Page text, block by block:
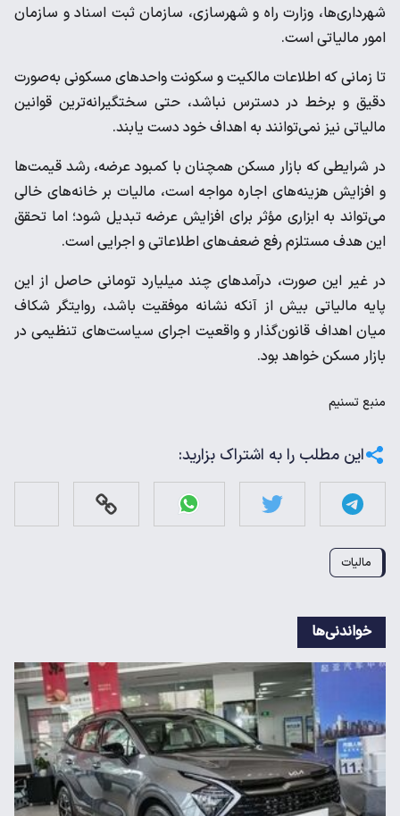
شهرداری‌ها، وزارت راه و شهرسازی، سازمان ثبت اسناد و سازمان
امور مالیاتی است.
تا زمانی که اطلاعات مالکیت و سکونت واحدهای مسکونی به‌صورت
دقیق و برخط در دسترس نباشد، حتی سختگیرانه‌ترین قوانین
مالیاتی نیز نمی‌توانند به اهداف خود دست یابند.
در شرایطی که بازار مسکن همچنان با کمبود عرضه، رشد قیمت‌ها
و افزایش هزینه‌های اجاره مواجه است، مالیات بر خانه‌های خالی
می‌تواند به ابزاری مؤثر برای افزایش عرضه تبدیل شود؛ اما تحقق
این هدف مستلزم رفع ضعف‌های اطلاعاتی و اجرایی است.
در غیر این صورت، درآمدهای چند میلیارد تومانی حاصل از این
پایه مالیاتی بیش از آنکه نشانه موفقیت باشد، روایتگر شکاف
میان اهداف قانون‌گذار و واقعیت اجرای سیاست‌های تنظیمی در
بازار مسکن خواهد بود.
منبعتسنیم
این مطلب را به اشتراک بزارید:
مالیات
خواندنی‌ها